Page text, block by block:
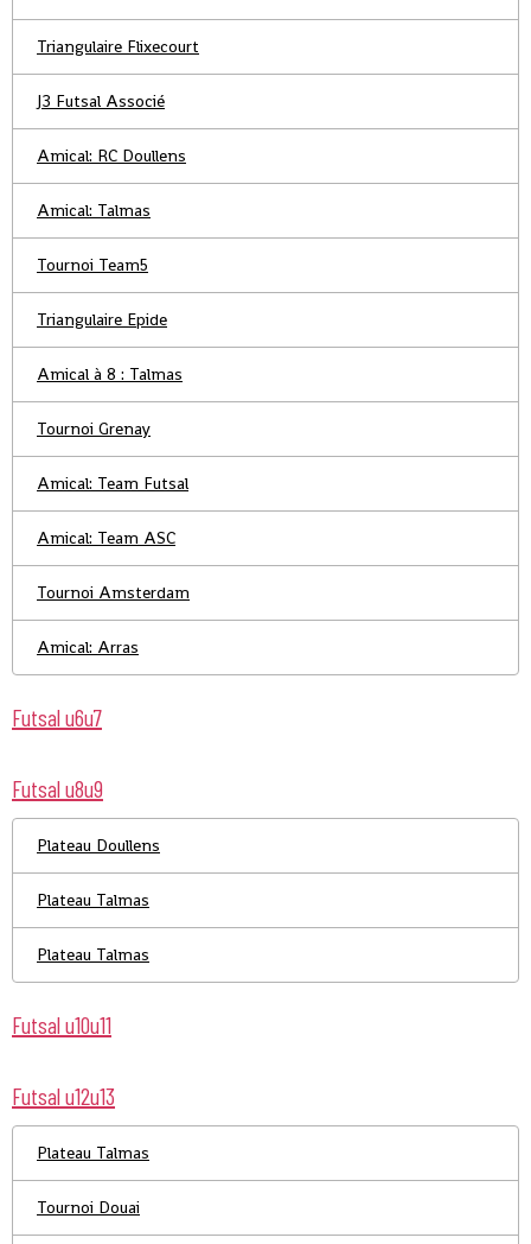
Triangulaire Flixecourt
J3 Futsal Associé
Amical: RC Doullens
Amical: Talmas
Tournoi Team5
Triangulaire Epide
Amical à 8 : Talmas
Tournoi Grenay
Amical: Team Futsal
Amical: Team ASC
Tournoi Amsterdam
Amical: Arras
Futsal u6u7
Futsal u8u9
Plateau Doullens
Plateau Talmas
Plateau Talmas
Futsal u10u11
Futsal u12u13
Plateau Talmas
Tournoi Douai